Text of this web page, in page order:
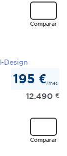
Comparar
195 €/mes
12.490 €
Comparar